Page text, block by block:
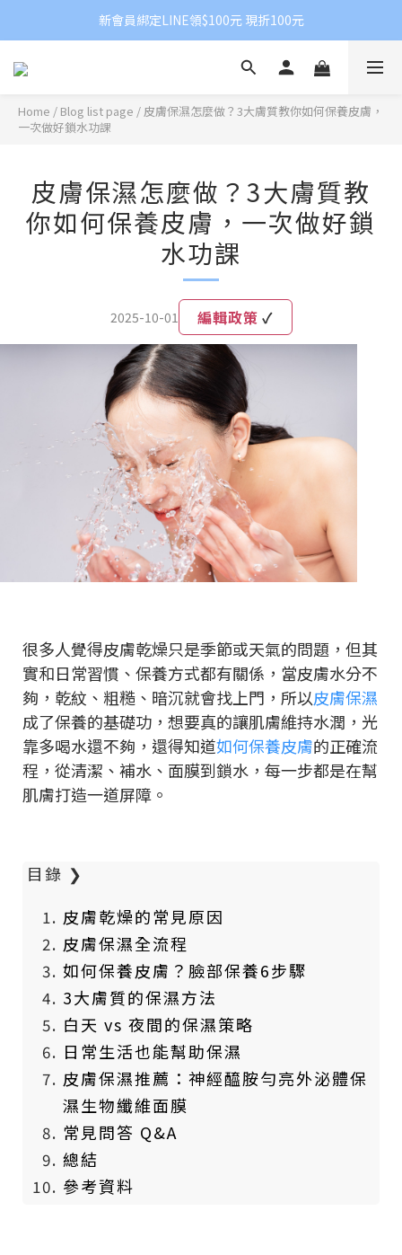
新會員綁定LINE領$100元 現折100元
Home / Blog list page / 皮膚保濕怎麼做？3大膚質教你如何保養皮膚，
一次做好鎖水功課
皮膚保濕怎麼做？3大膚質教
你如何保養皮膚，一次做好鎖
水功課
2025-10-01 編輯政策 ✓
很多人覺得皮膚乾燥只是季節或天氣的問題，但其
實和日常習慣、保養方式都有關係，當皮膚水分不
夠，乾紋、粗糙、暗沉就會找上門，所以皮膚保濕
成了保養的基礎功，想要真的讓肌膚維持水潤，光
靠多喝水還不夠，還得知道如何保養皮膚的正確流
程，從清潔、補水、面膜到鎖水，每一步都是在幫
肌膚打造一道屏障。
目錄 ❯
皮膚乾燥的常見原因
皮膚保濕全流程
如何保養皮膚？臉部保養6步驟
3大膚質的保濕方法
白天 vs 夜間的保濕策略
日常生活也能幫助保濕
皮膚保濕推薦：神經醯胺勻亮外泌體保
濕生物纖維面膜
常見問答 Q&A
總結
參考資料